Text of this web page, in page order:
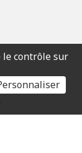
le contrôle sur